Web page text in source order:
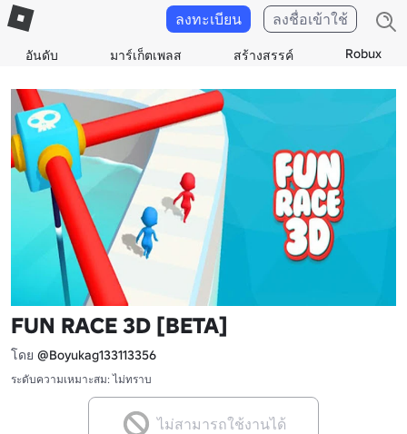
อันดับ มาร์เก็ตเพลส สร้างสรรค์ Robux
ลงทะเบียน ลงชื่อเข้าใช้
FUN RACE 3D [BETA]
โดย @Boyukag133113356
ระดับความเหมาะสม: ไม่ทราบ
ไม่สามารถใช้งานได้